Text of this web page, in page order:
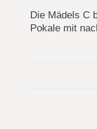
Die Mädels C
Pokale mit